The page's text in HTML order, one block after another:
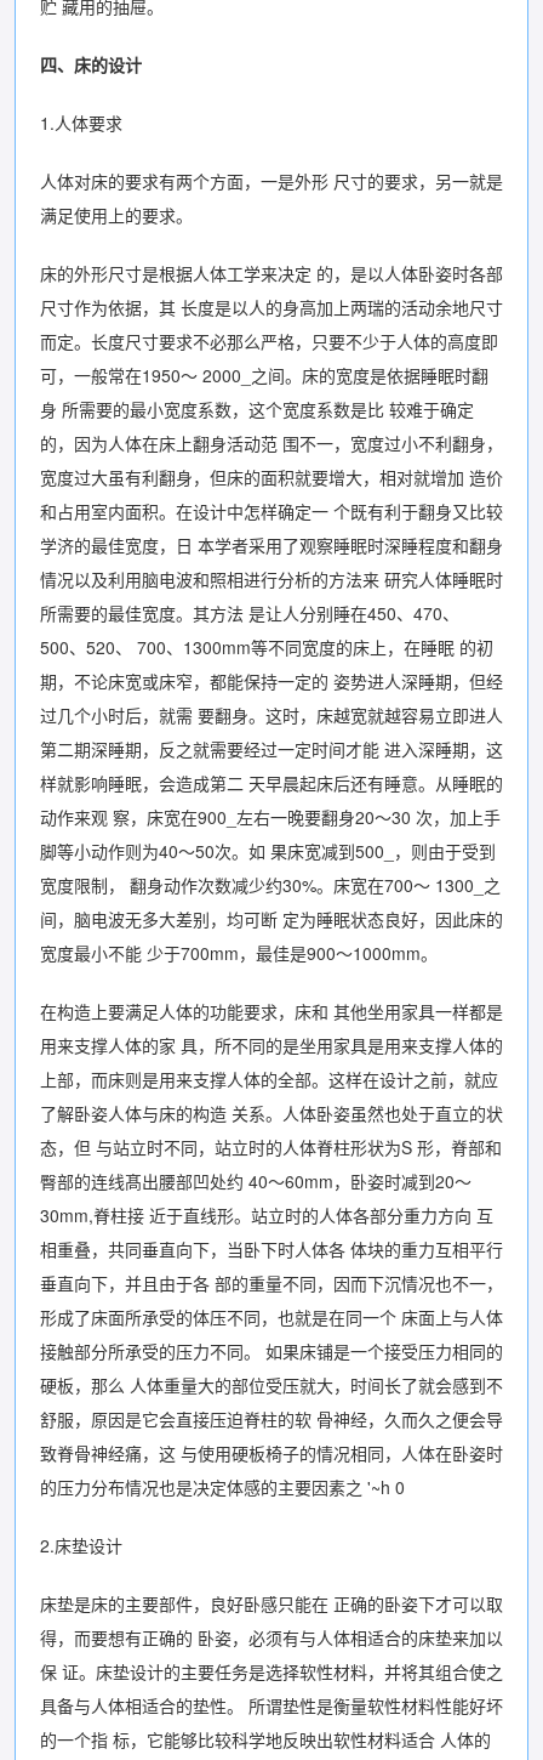
贮 藏用的抽屉。
四、床的设计
1.人体要求
人体对床的要求有两个方面，一是外形 尺寸的要求，另一就是
满足使用上的要求。
床的外形尺寸是根据人体工学来决定 的，是以人体卧姿时各部
尺寸作为依据，其 长度是以人的身高加上两瑞的活动余地尺寸
而定。长度尺寸要求不必那么严格，只要不少于人体的高度即
可，一般常在1950〜 2000_之间。床的宽度是依据睡眠时翻
身 所需要的最小宽度系数，这个宽度系数是比 较难于确定
的，因为人体在床上翻身活动范 围不一，宽度过小不利翻身，
宽度过大虽有利翻身，但床的面积就要增大，相对就增加 造价
和占用室内面积。在设计中怎样确定一 个既有利于翻身又比较
学济的最佳宽度，日 本学者采用了观察睡眠时深睡程度和翻身
情况以及利用脑电波和照相进行分析的方法来 研究人体睡眠时
所需要的最佳宽度。其方法 是让人分别睡在450、470、
500、520、 700、1300mm等不同宽度的床上，在睡眠 的初
期，不论床宽或床窄，都能保持一定的 姿势进人深睡期，但经
过几个小时后，就需 要翻身。这时，床越宽就越容易立即进人
第二期深睡期，反之就需要经过一定时间才能 进入深睡期，这
样就影响睡眠，会造成第二 天早晨起床后还有睡意。从睡眠的
动作来观 察，床宽在900_左右一晚要翻身20〜30 次，加上手
脚等小动作则为40〜50次。如 果床宽减到500_，则由于受到
宽度限制， 翻身动作次数减少约30%。床宽在700〜 1300_之
间，脑电波无多大差别，均可断 定为睡眠状态良好，因此床的
宽度最小不能 少于700mm，最佳是900〜1000mm。
在构造上要满足人体的功能要求，床和 其他坐用家具一样都是
用来支撑人体的家 具，所不同的是坐用家具是用来支撑人体的
上部，而床则是用来支撑人体的全部。这样在设计之前，就应
了解卧姿人体与床的构造 关系。人体卧姿虽然也处于直立的状
态，但 与站立时不同，站立时的人体脊柱形状为S 形，脊部和
臀部的连线髙出腰部凹处约 40〜60mm，卧姿时减到20〜
30mm,脊柱接 近于直线形。站立时的人体各部分重力方向 互
相重叠，共同垂直向下，当卧下时人体各 体块的重力互相平行
垂直向下，并且由于各 部的重量不同，因而下沉情况也不一，
形成了床面所承受的体压不同，也就是在同一个 床面上与人体
接触部分所承受的压力不同。 如果床铺是一个接受压力相同的
硬板，那么 人体重量大的部位受压就大，时间长了就会感到不
舒服，原因是它会直接压迫脊柱的软 骨神经，久而久之便会导
致脊骨神经痛，这 与使用硬板椅子的情况相同，人体在卧姿时
的压力分布情况也是决定体感的主要因素之 '~h 0
2.床垫设计
床垫是床的主要部件，良好卧感只能在 正确的卧姿下才可以取
得，而要想有正确的 卧姿，必须有与人体相适合的床垫来加以
保 证。床垫设计的主要任务是选择软性材料，并将其组合使之
具备与人体相适合的垫性。 所谓垫性是衡量软性材料性能好坏
的一个指 标，它能够比较科学地反映出软性材料适合 人体的